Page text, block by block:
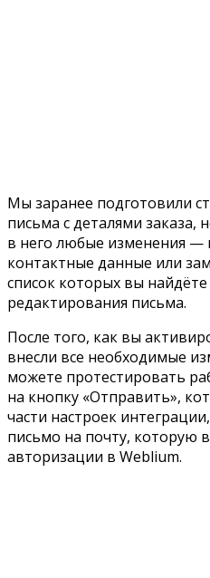
Мы заранее подготовили
письма с деталями заказа,
в него любые изменения —
контактные данные или
список которых вы
редактирования письма.
После того, как вы
внесли все необходимые
можете протестировать
на кнопку «Отправить»,
части настроек
письмо на почту, которую
авторизации в Weblium.